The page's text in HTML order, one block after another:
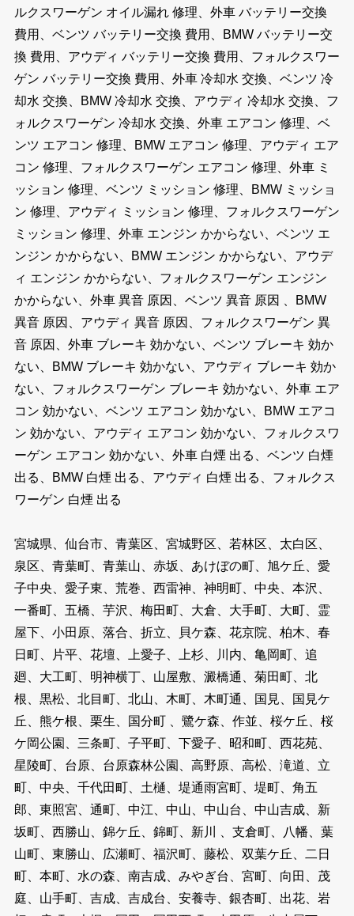
ルクスワーゲン オイル漏れ 修理、外車 バッテリー交換
費用、ベンツ バッテリー交換 費用、BMW バッテリー交
換 費用、アウディ バッテリー交換 費用、フォルクスワー
ゲン バッテリー交換 費用、外車 冷却水 交換、ベンツ 冷
却水 交換、BMW 冷却水 交換、アウディ 冷却水 交換、フ
ォルクスワーゲン 冷却水 交換、外車 エアコン 修理、ベ
ンツ エアコン 修理、BMW エアコン 修理、アウディ エア
コン 修理、フォルクスワーゲン エアコン 修理、外車 ミ
ッション 修理、ベンツ ミッション 修理、BMW ミッショ
ン 修理、アウディ ミッション 修理、フォルクスワーゲン
ミッション 修理、外車 エンジン かからない、ベンツ エ
ンジン かからない、BMW エンジン かからない、アウデ
ィ エンジン かからない、フォルクスワーゲン エンジン
かからない、外車 異音 原因、ベンツ 異音 原因 、BMW
異音 原因、アウディ 異音 原因、フォルクスワーゲン 異
音 原因、外車 ブレーキ 効かない、ベンツ ブレーキ 効か
ない、BMW ブレーキ 効かない、アウディ ブレーキ 効か
ない、フォルクスワーゲン ブレーキ 効かない、外車 エア
コン 効かない、ベンツ エアコン 効かない、BMW エアコ
ン 効かない、アウディ エアコン 効かない、フォルクスワ
ーゲン エアコン 効かない、外車 白煙 出る、ベンツ 白煙
出る、BMW 白煙 出る、アウディ 白煙 出る、フォルクス
ワーゲン 白煙 出る
宮城県、仙台市、青葉区、宮城野区、若林区、太白区、
泉区、青葉町、青葉山、赤坂、あけぼの町、旭ケ丘、愛
子中央、愛子東、荒巻、西雷神、神明町、中央、本沢、
一番町、五橋、芋沢、梅田町、大倉、大手町、大町、霊
屋下、小田原、落合、折立、貝ケ森、花京院、柏木、春
日町、片平、花壇、上愛子、上杉、川内、亀岡町、追
廻、大工町、明神横丁、山屋敷、澱橋通、菊田町、北
根、黒松、北目町、北山、木町、木町通、国見、国見ケ
丘、熊ケ根、栗生、国分町 、鷺ケ森、作並、桜ケ丘、桜
ケ岡公園、三条町、子平町、下愛子、昭和町、西花苑、
星陵町、台原、台原森林公園、高野原、高松、滝道、立
町、中央、千代田町、土樋、堤通雨宮町、堤町、角五
郎、東照宮、通町、中江、中山、中山台、中山吉成、新
坂町、西勝山、錦ケ丘、錦町、新川 、支倉町、八幡、葉
山町、東勝山、広瀬町、福沢町、藤松、双葉ケ丘、二日
町、本町、水の森、南吉成、みやぎ台、宮町、向田、茂
庭、山手町、吉成、吉成台、安養寺、銀杏町、出花、岩